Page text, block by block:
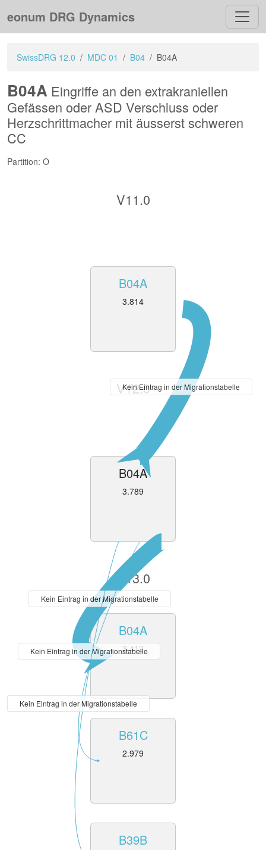
eonum DRG Dynamics
SwissDRG 12.0 MDC 01 B04 B04A
B04A Eingriffe an den extrakraniellen
Gefässen oder ASD Verschluss oder
Herzschrittmacher mit äusserst schweren
CC
Partition: O
V11.0
B04A
3.814
V12.0
B04A
3.789
V13.0
B04A
3.412
B61C
2.979
B39B
Kein Eintrag in der Migrationstabelle
Kein Eintrag in der Migrationstabelle
Kein Eintrag in der Migrationstabelle
Kein Eintrag in der Migrationstabelle